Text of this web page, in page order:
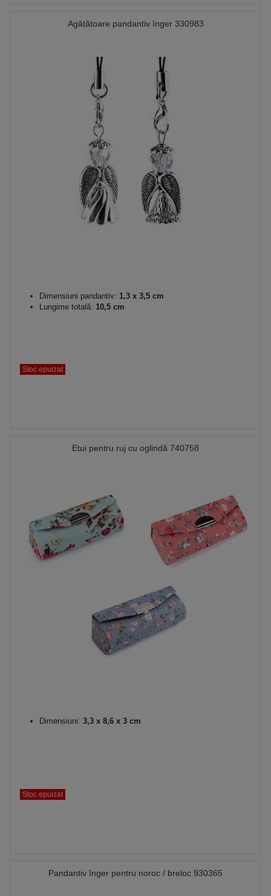
Agățătoare pandantiv înger 330983
Dimensiuni pandantiv: 1,3 x 3,5 cm
Lungime totală: 10,5 cm
Stoc epuizat
Etui pentru ruj cu oglindă 740758
Dimensiuni: 3,3 x 8,6 x 3 cm
Stoc epuizat
Pandantiv înger pentru noroc / breloc 930365